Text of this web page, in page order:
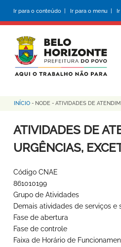
conteúdo
principal
Ir para o conteúdo | Ir para o menu |
Trilha
de
navegação
INÍCIO - NODE - ATIVIDADES DE
ATIVIDADES DE
URGÊNCIAS,
Código CNAE
861010199
Grupo de Atividades
Demais atividades de serviços e
Fase de abertura
Fase de controle
Faixa de Horário de